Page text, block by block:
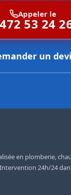
Appeler le
53 24
un
en plomberie,
24h/24